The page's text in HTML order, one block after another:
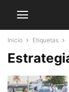
Inicio Etiquetas